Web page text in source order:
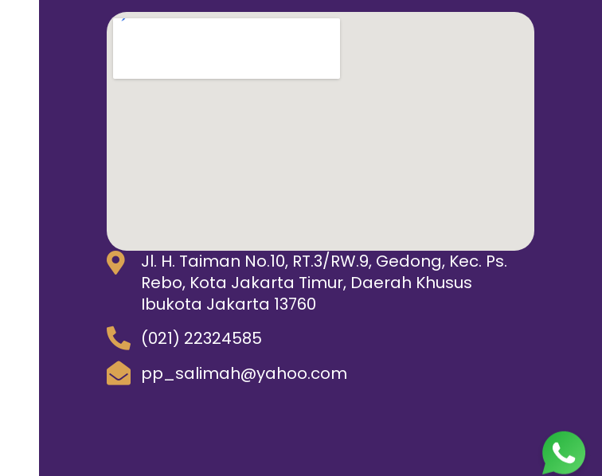
Jl. H. Taiman No.10, RT.3/RW.9, Gedong, Kec. Ps.
Rebo, Kota Jakarta Timur, Daerah Khusus
Ibukota Jakarta 13760
(021) 22324585
pp_salimah@yahoo.com